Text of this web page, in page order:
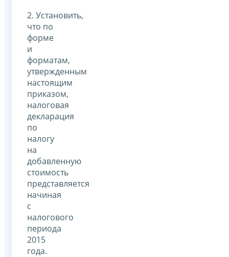
2. Установить,
что по
форме
и
форматам,
утвержденным
настоящим
приказом,
налоговая
декларация
по
налогу
на
добавленную
стоимость
представляется
начиная
с
налогового
периода
2015
года.